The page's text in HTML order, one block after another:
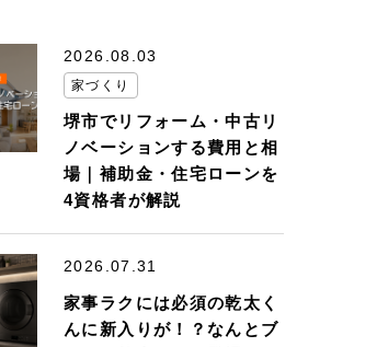
2026.08.03
家づくり
堺市でリフォーム・中古リ
ノベーションする費用と相
場｜補助金・住宅ローンを
4資格者が解説
2026.07.31
家事ラクには必須の乾太く
んに新入りが！？なんとブ